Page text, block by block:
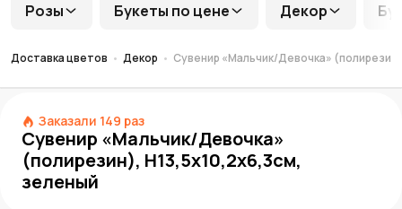
Розы Букеты по цене Декор
Доставка цветов Декор Сувенир «Мальчик/Девочка»
Заказали 149 раз
Сувенир «Мальчик/Девочка»
(полирезин), H13,5х10,2х6,3см,
зеленый